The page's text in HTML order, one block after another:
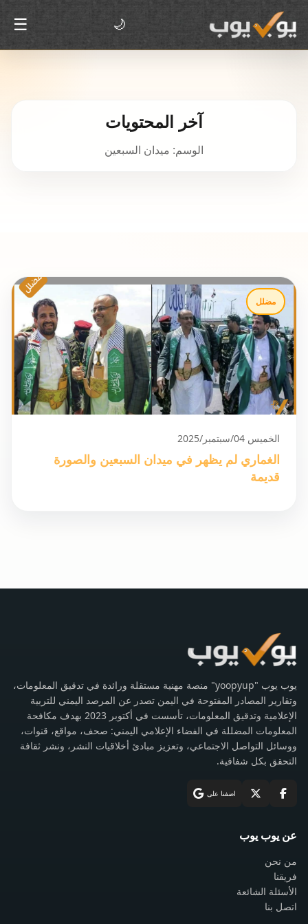
🌙
☰
آخر المحتويات
الوسم: ميدان السبعين
مضلل
الخميس 04/سبتمبر/2025
الغماري لم يظهر في ميدان السبعين والصورة
قديمة
يوب يوب "yoopyup" منصة مهنية مستقلة ورائدة في تدقيق المعلومات،
وتقارير المصادر المفتوحة في اليمن تصدر عن المرصد اليمني للتربية
الإعلامية وتدقيق المعلومات، تأسست في أكتوبر 2023 بهدف مكافحة
المعلومات المضللة في الفضاء الإعلامي اليمني: صحف، مواقع، قنوات،
ووسائل التواصل الاجتماعي، وتعزيز مبادئ أخلاقيات النشر، ونشر ثقافة
التحقق بكل شفافية.
اضفنا على
عن يوب يوب
من نحن
فريقنا
الأسئلة الشائعة
اتصل بنا